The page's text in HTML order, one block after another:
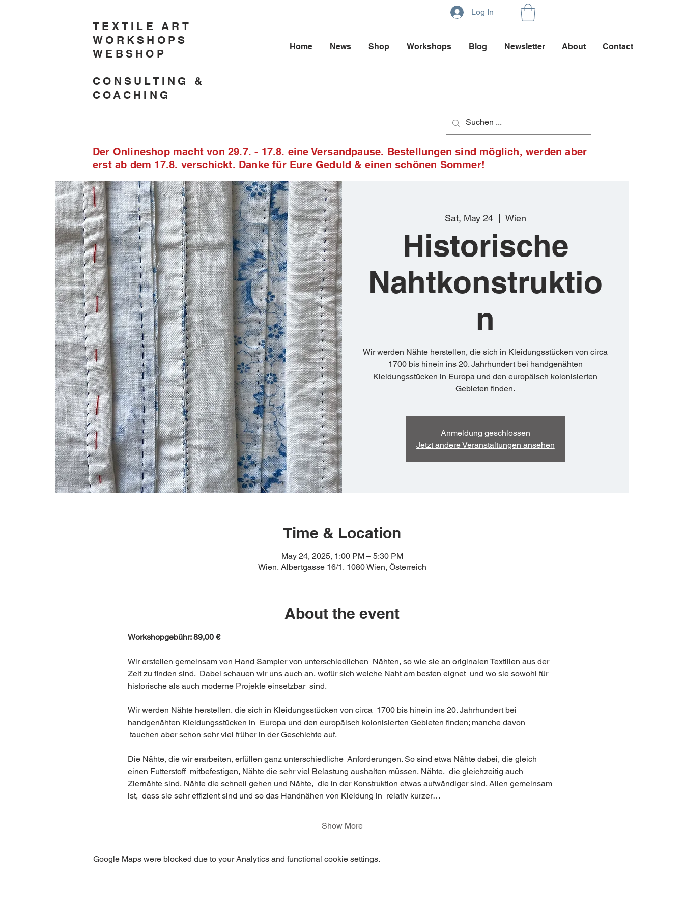
TEXTILE ART
WORKSHOPS
WEBSHOP
CONSULTING &
COACHING
Log In
Home News Shop Workshops Blog Newsletter About Contact
Der Onlineshop macht von 29.7. - 17.8. eine Versandpause. Bestellungen sind möglich, werden aber
erst ab dem 17.8. verschickt. Danke für Eure Geduld & einen schönen Sommer!
Sat, May 24
  |
Wien
Historische
Nahtkonstruktio
n
Wir werden Nähte herstellen, die sich in Kleidungsstücken von circa
1700 bis hinein ins 20. Jahrhundert bei handgenähten
Kleidungsstücken in Europa und den europäisch kolonisierten
Gebieten finden.
Anmeldung geschlossen
Jetzt andere Veranstaltungen ansehen
Time & Location
May 24, 2025, 1:00 PM – 5:30 PM
Wien, Albertgasse 16/1, 1080 Wien, Österreich
About the event
Workshopgebühr: 89,00 €
Wir erstellen gemeinsam von Hand Sampler von unterschiedlichen  Nähten, so wie sie an originalen Textilien aus der
Zeit zu finden sind.  Dabei schauen wir uns auch an, wofür sich welche Naht am besten eignet  und wo sie sowohl für
historische als auch moderne Projekte einsetzbar  sind.
Wir werden Nähte herstellen, die sich in Kleidungsstücken von circa  1700 bis hinein ins 20. Jahrhundert bei
handgenähten Kleidungsstücken in  Europa und den europäisch kolonisierten Gebieten finden; manche davon
tauchen aber schon sehr viel früher in der Geschichte auf.
Die Nähte, die wir erarbeiten, erfüllen ganz unterschiedliche  Anforderungen. So sind etwa Nähte dabei, die gleich
einen Futterstoff  mitbefestigen, Nähte die sehr viel Belastung aushalten müssen, Nähte,  die gleichzeitig auch
Ziernähte sind, Nähte die schnell gehen und Nähte,  die in der Konstruktion etwas aufwändiger sind. Allen gemeinsam
ist,  dass sie sehr effizient sind und so das Handnähen von Kleidung in  relativ kurzer…
Show More
Google Maps were blocked due to your Analytics and functional cookie settings.